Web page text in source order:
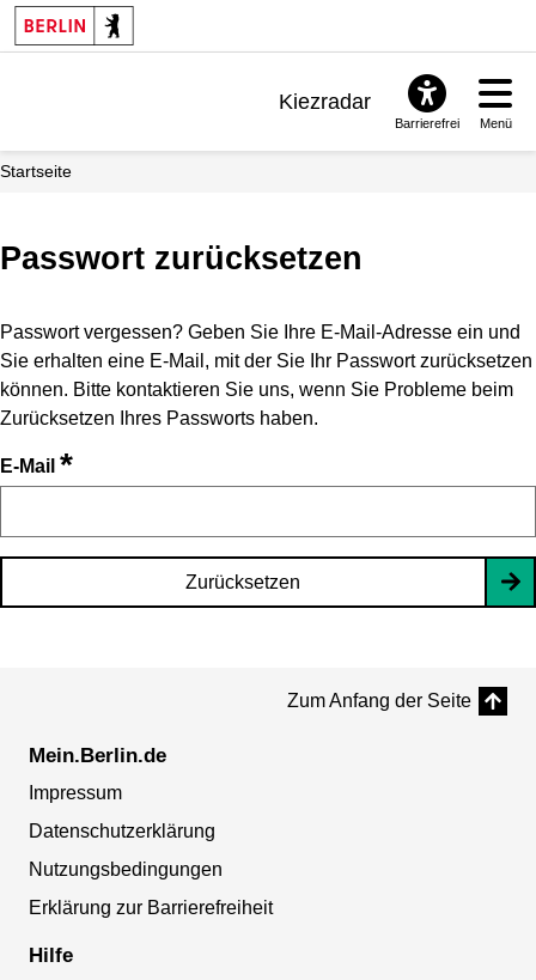
Kiezradar
Barrierefrei Menü
Startseite
Passwort zurücksetzen
Passwort vergessen? Geben Sie Ihre E-Mail-Adresse ein und
Sie erhalten eine E-Mail, mit der Sie Ihr Passwort zurücksetzen
können. Bitte kontaktieren Sie uns, wenn Sie Probleme beim
Zurücksetzen Ihres Passworts haben.
E-Mail *
Zurücksetzen
Zum Anfang der Seite
Mein.Berlin.de
Impressum
Datenschutzerklärung
Nutzungsbedingungen
Erklärung zur Barrierefreiheit
Hilfe